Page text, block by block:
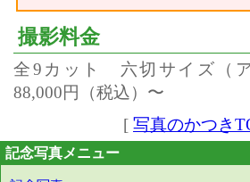
撮影料金
全9カット 六切サイズ（
88,000円（税込）〜
[ 写真のかつき
記念写真メニュー